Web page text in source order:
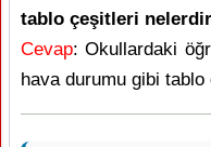
tablo çeşitleri
Cevap: Okullardaki
hava durumu gibi